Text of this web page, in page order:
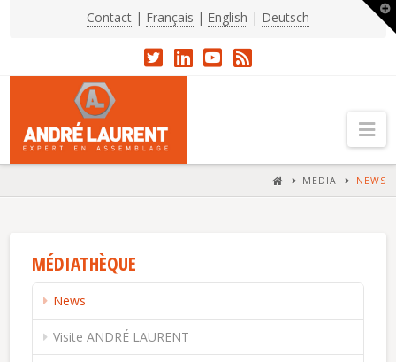
Contact | Français | English | Deutsch
HOMEMEDIA NEWS
MÉDIATHÈQUE
News
Visite ANDRÉ LAURENT